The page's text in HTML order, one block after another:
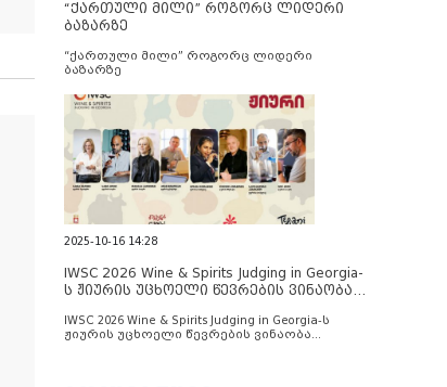
“ქართული მილი” როგორც ლიდერი
ბაზარზე
“ქართული მილი” როგორც ლიდერი
ბაზარზე
2025-10-16 14:28
IWSC 2026 Wine & Spirits Judging in Georgia-
ს ჟიურის უცხოელი წევრების ვინაობა
IWSC 2026 Wine & Spirits Judging in Georgia-ს
ჟიურის უცხოელი წევრების ვინაობა